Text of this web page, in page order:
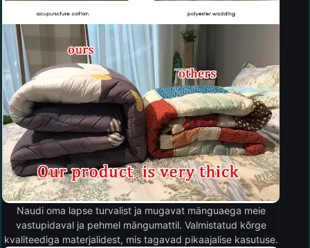
Naudi oma lapse turvalist ja mugavat mänguaega meie
vastupidaval ja pehmel mängumattil. Valmistatud kõrge
kvaliteediga materjalidest, mis tagavad pikaajalise kasutuse.